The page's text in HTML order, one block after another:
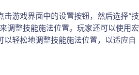
游戏界面中的设置按钮，然后选择“技
调整技能施法位置。玩家还可以使用宏
轻松地调整技能施法位置，以适应自